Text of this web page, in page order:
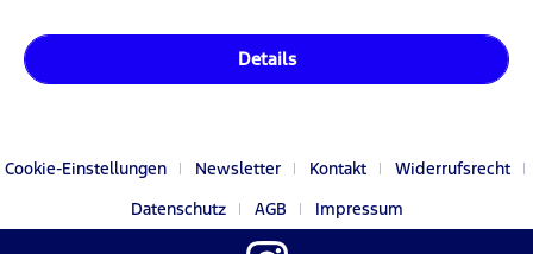
Details
Cookie-Einstellungen Newsletter Kontakt
Widerrufsrecht
Datenschutz
AGB Impressum